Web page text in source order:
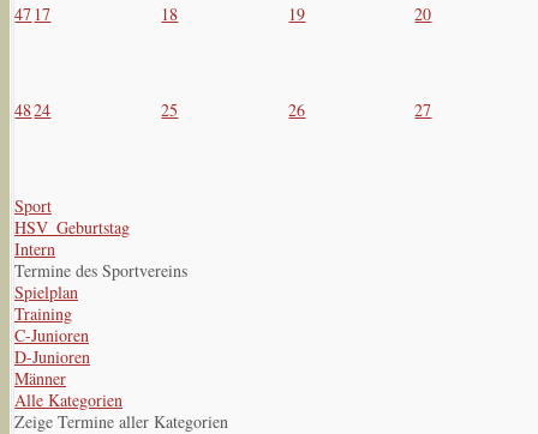
47 17 18 19 20
4824 25 26 27
Sport
HSV_Geburtstag
Intern
Termine des Sportvereins
Spielplan
Training
C-Junioren
D-Junioren
Männer
Alle Kategorien
Zeige Termine aller Kategorien